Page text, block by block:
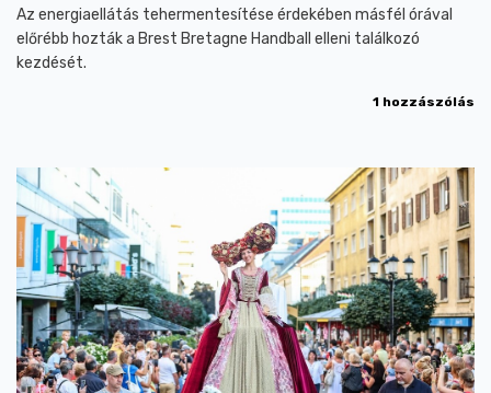
Az energiaellátás tehermentesítése érdekében másfél órával
előrébb hozták a Brest Bretagne Handball elleni találkozó
kezdését.
1 hozzászólás